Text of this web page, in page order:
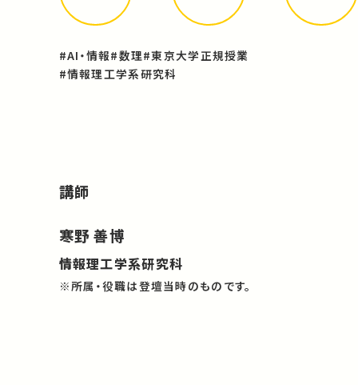
#AI・情報#数理#東京大学正規授業
#情報理工学系研究科
講師
寒野 善博
情報理工学系研究科
※所属・役職は登壇当時のものです。